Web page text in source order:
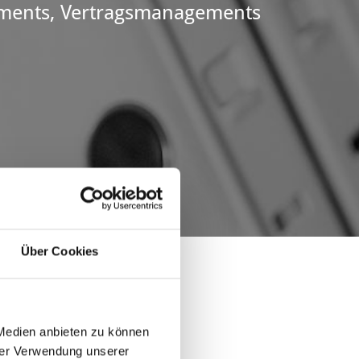
Über Cookies
anbieten zu können
Verwendung unserer
Vertragsmanagements